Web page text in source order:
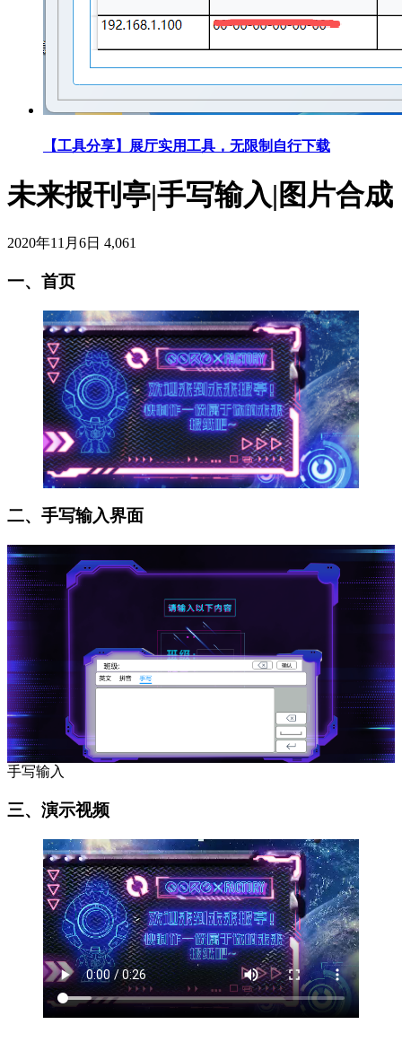
【工具分享】展厅实用工具，无限制自行下载
未来报刊亭|手写输入|图片合成
2020年11月6日 4,061
一、首页
二、手写输入界面
手写输入
三、演示视频